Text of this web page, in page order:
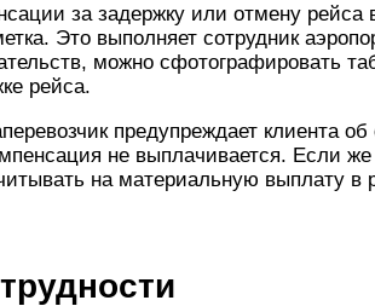
за задержку или отмену рейса
Это выполняет сотрудник
можно сфотографировать
рейса.
предупреждает клиента
не выплачивается. Если
на материальную выплату в